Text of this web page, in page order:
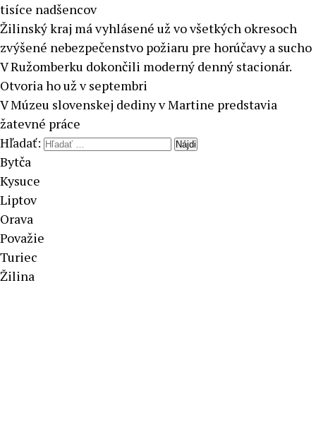
tisíce nadšencov
Žilinský kraj má vyhlásené už vo všetkých okresoch
zvýšené nebezpečenstvo požiaru pre horúčavy a sucho
V Ružomberku dokončili moderný denný stacionár.
Otvoria ho už v septembri
V Múzeu slovenskej dediny v Martine predstavia
žatevné práce
Hľadať:
Bytča
Kysuce
Liptov
Orava
Považie
Turiec
Žilina